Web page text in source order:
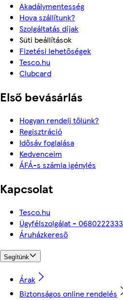
Akadálymentesség
Hova szállítunk?
Szolgáltatás díjak
Süti beállítások
Fizetési lehetőségek
Tesco.hu
Clubcard
Első bevásárlás
Hogyan rendelj tőlünk?
Regisztráció
Idősáv foglalása
Kedvenceim
ÁFÁ-s számla igénylés
Kapcsolat
Tesco.hu
Ügyfélszolgálat - 0680222333
Áruházkereső
Segítünk
Árak
Biztonságos online rendelés